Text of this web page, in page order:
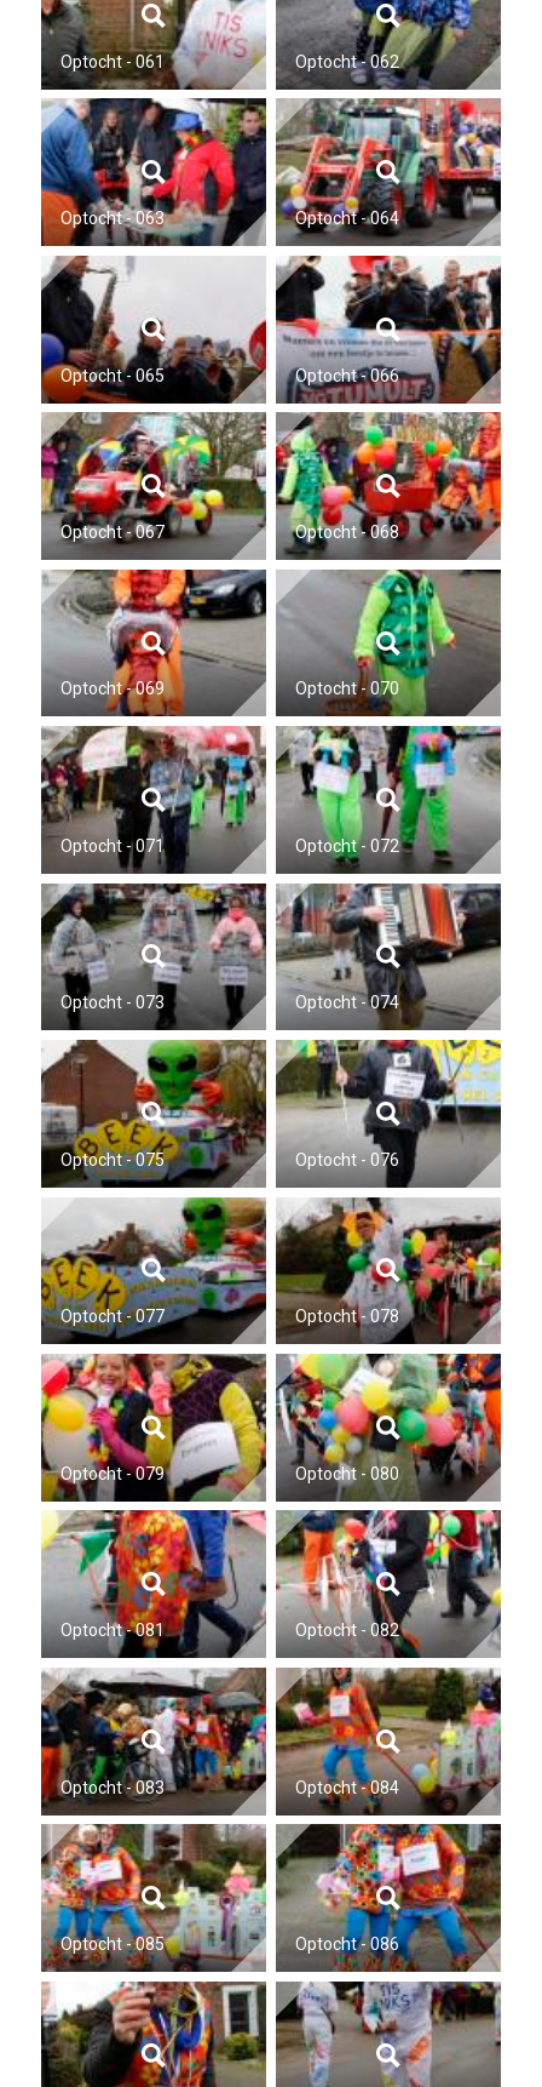
Optocht - 061 Optocht - 062
Optocht - 063 Optocht - 064
Optocht - 065 Optocht - 066
Optocht - 067 Optocht - 068
Optocht - 069 Optocht - 070
Optocht - 071 Optocht - 072
Optocht - 073 Optocht - 074
Optocht - 075 Optocht - 076
Optocht - 077 Optocht - 078
Optocht - 079 Optocht - 080
Optocht - 081 Optocht - 082
Optocht - 083 Optocht - 084
Optocht - 085 Optocht - 086